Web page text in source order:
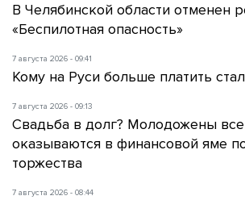
В Челябинской области отменен
«Беспилотная опасность»
7 августа 2026 - 09:41
Кому на Руси больше платить
7 августа 2026 - 09:13
Свадьба в долг? Молодожены
оказываются в финансовой яме
торжества
7 августа 2026 - 08:44